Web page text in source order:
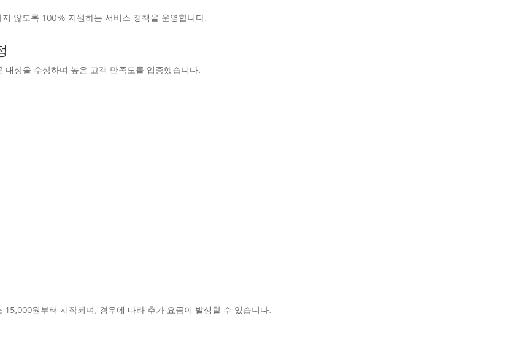
않도록 100% 지원하는 서비스 정책을 운영합니다.
상을 수상하며 높은 고객 만족도를 입증했습니다.
원부터 시작되며, 경우에 따라 추가 요금이 발생할 수 있습니다.